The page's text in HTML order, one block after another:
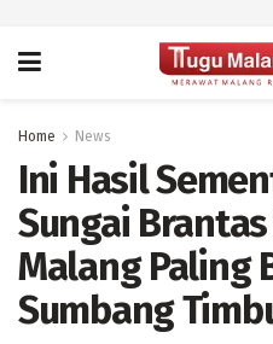
Home News
Ini Hasil
Sungai
Malang Paling
Sumbang